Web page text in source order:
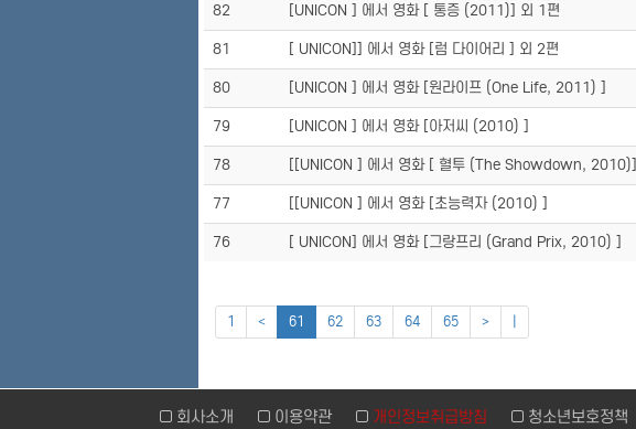
82 [UNICON ] 에서 영화 [ 통증 (2011)] 외 1편
81 [ UNICON]] 에서 영화 [럼 다이어리 ] 외 2편
80 [UNICON ] 에서 영화 [원라이프 (One Life, 2011) ]
79 [UNICON ] 에서 영화 [아저씨 (2010) ]
78 [[UNICON ] 에서 영화 [ 혈투 (The Showdown, 2010)]
77 [[UNICON ] 에서 영화 [초능력자 (2010) ]
76 [ UNICON] 에서 영화 [그랑프리 (Grand Prix, 2010) ]
1 < 61 62 63 64 65 >
회사소개 이용약관 개인정보취급방침 청소년보호정책